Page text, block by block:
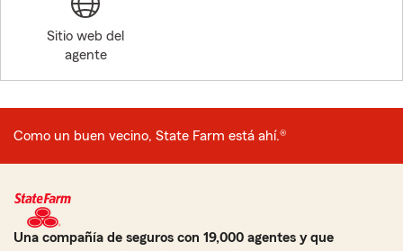
Sitio web del
agente
Como un buen vecino, State Farm está ahí.®
Una compañía de seguros con 19,000 agentes y que